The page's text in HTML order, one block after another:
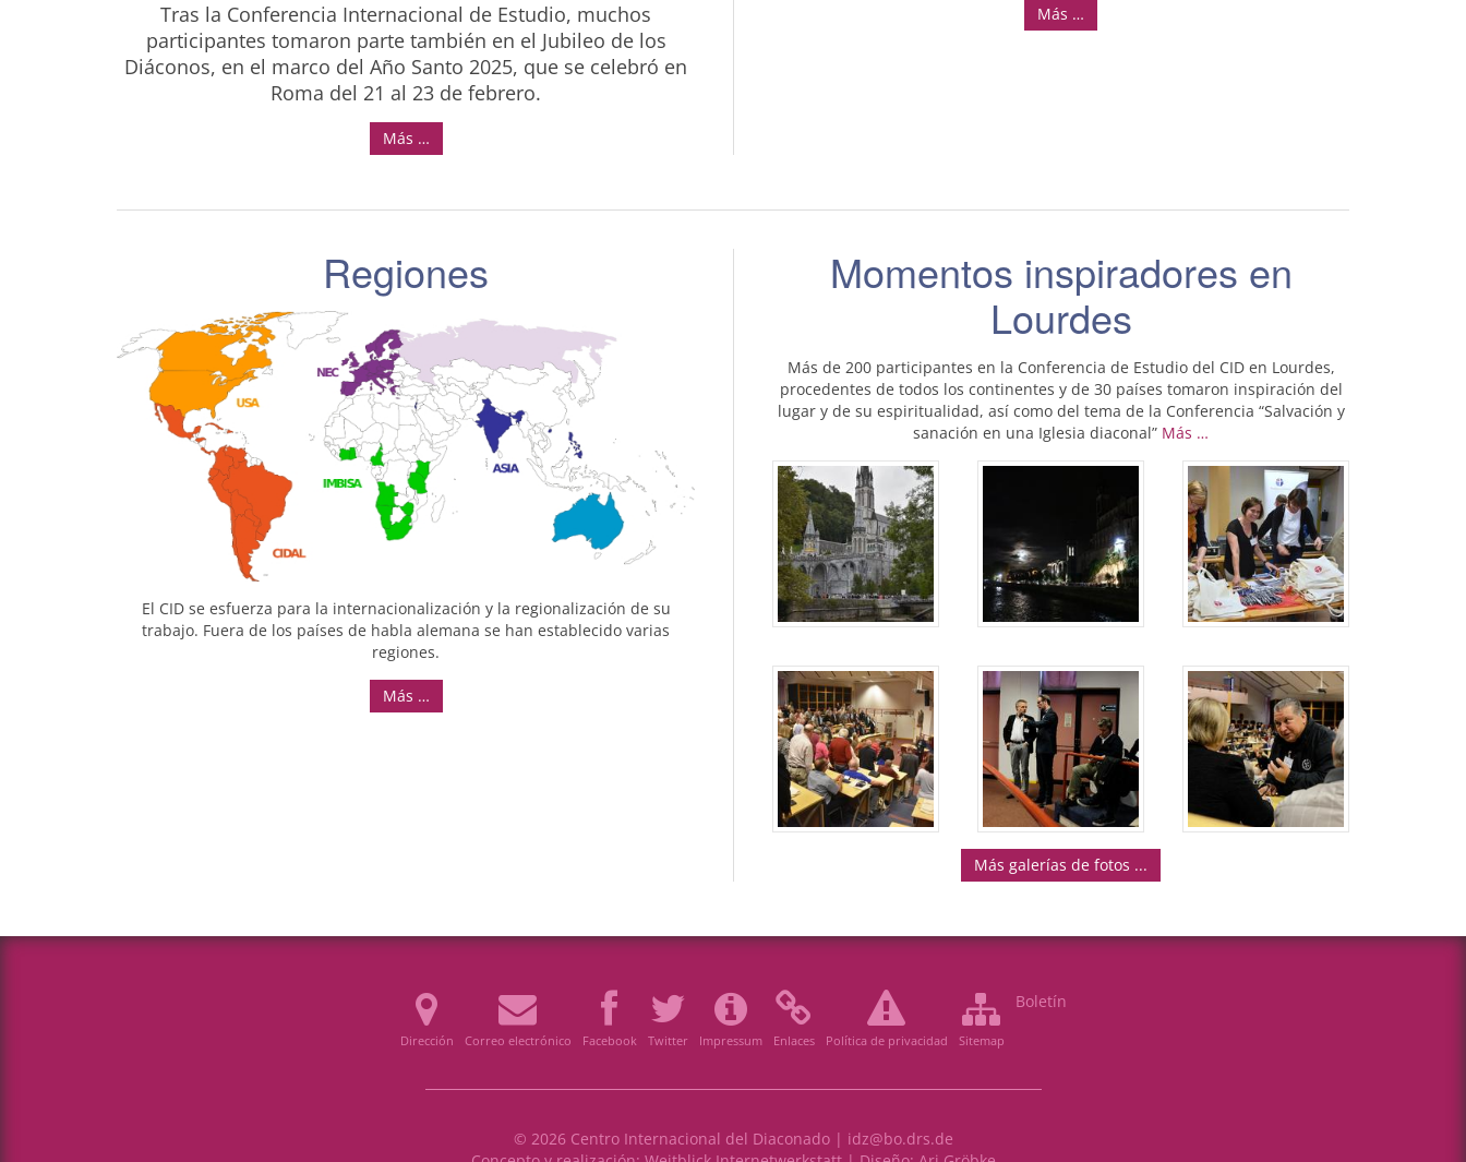
Tras la Conferencia Internacional de Estudio, muchos
participantes tomaron parte también en el Jubileo de los
Diáconos, en el marco del Año Santo 2025, que se celebró en
Roma del 21 al 23 de febrero.
Más …
Más …
Regiones
El CIDse esfuerza para la internacionalización y la regionalización de su
trabajo. Fuera de los países de habla alemana se han establecido varias
regiones.
Más …
Momentos inspiradores en
Lourdes
Más de 200 participantes en la Conferencia de Estudio del CID en Lourdes,
procedentes de todos los continentes y de 30 países tomaron inspiración del
lugar y de su espiritualidad, así como del tema de la Conferencia “Salvación y
sanación en una Iglesia diaconal” Más …
Más galerías de fotos ...
Dirección Correo electrónico Facebook Twitter Impressum Enlaces Política de privacidad Sitemap
Boletín
© 2026 Centro Internacional del Diaconado | idz@bo.drs.de